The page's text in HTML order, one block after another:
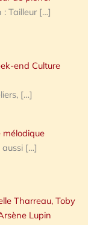
: Tailleur […]
end Culture
[…]
mélodique
aussi […]
Tharreau, Toby
Lupin